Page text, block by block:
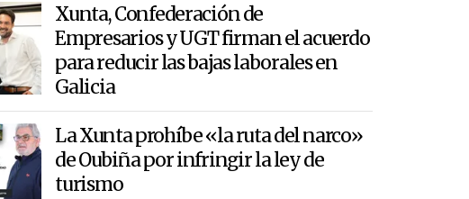
Xunta, Confederación de
Empresarios y UGT firman el acuerdo
para reducir las bajas laborales en
Galicia
La Xunta prohíbe «la ruta del narco»
de Oubiña por infringir la ley de
turismo